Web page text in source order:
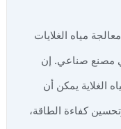
مياه الغلايات
مصنع صناعي. إن
الغلاية يمكن أن
كفاءة الطاقة،